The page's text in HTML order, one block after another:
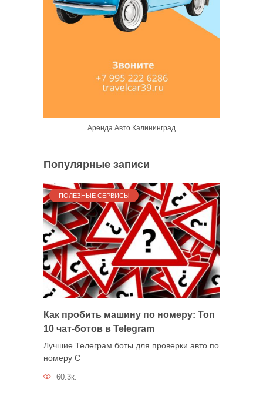
Аренда Авто Калининград
Популярные записи
ПОЛЕЗНЫЕ СЕРВИСЫ
Как пробить машину по номеру: Топ
10 чат-ботов в Telegram
Лучшие Телеграм боты для проверки авто по
номеру С
60.3к.